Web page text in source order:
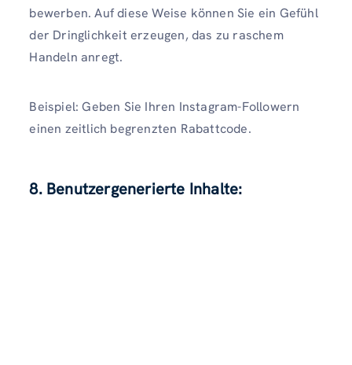
bewerben. Auf diese Weise können Sie ein Gefühl
der Dringlichkeit erzeugen, das zu raschem
Handeln anregt.
Beispiel: Geben Sie Ihren Instagram-Followern
einen zeitlich begrenzten Rabattcode.
8. Benutzergenerierte Inhalte: